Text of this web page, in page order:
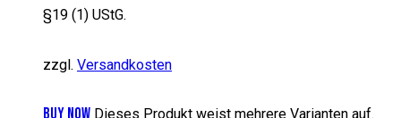
§19 (1) UStG.
zzgl. Versandkosten
Dieses Produkt weist mehrere Varianten auf.